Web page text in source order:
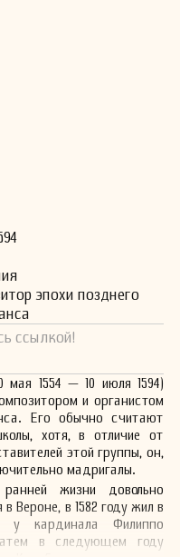
эпохи позднего
ссылкой!
мая 1554 — 10 июля 1594)
и органистом
Его обычно считают
хотя, в отличие от
этой группы, он,
мадригалы.
жизни довольно
Вероне, в 1582 году жил в
кардинала Филиппо
в следующем году